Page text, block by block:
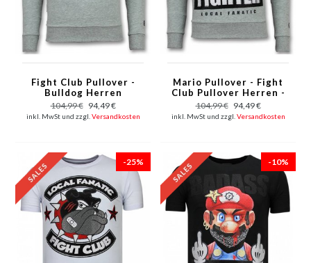
Fight Club Pullover -
Bulldog Herren
Pullover - Spike - Grau
104,99 € 94,49 €
inkl. MwSt und zzgl. Versandkosten
Mario Pullover - Fight
Club Pullover Herren -
Grau
104,99 € 94,49 €
inkl. MwSt und zzgl. Versandkosten
-25% -10%